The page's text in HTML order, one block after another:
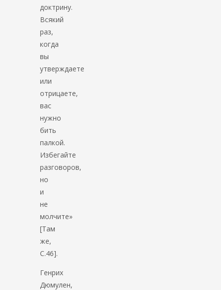
доктрину.
Всякий
раз,
когда
вы
утверждаете
или
отрицаете,
вас
нужно
бить
палкой.
Избегайте
разговоров,
но
и
не
молчите»
[Там
же,
С.46].
Генрих
Дюмулен,